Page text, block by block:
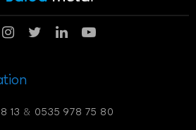
13 & 0535 978 75 80